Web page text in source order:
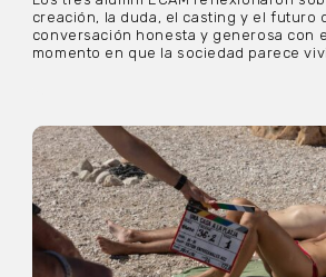
creación, la duda, el casting y el futuro
conversación honesta y generosa con
momento en que la sociedad parece